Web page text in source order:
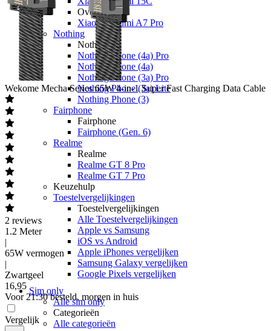
Overige
Xiaomi Redmi A7 Pro
Nothing
Nothing
Nothing Phone (4a) Pro
Nothing Phone (4a)
Nothing Phone (3a) Pro
Nothing Phone (3a) Lite
Nothing Phone (3)
Fairphone
Fairphone
Fairphone (Gen. 6)
Realme
Realme
Realme GT 8 Pro
Realme GT 7 Pro
Keuzehulp
Toestelvergelijkingen
Toestelvergelijkingen
Alle Toestelvergelijkingen
Apple vs Samsung
iOS vs Android
Apple iPhones vergelijken
Samsung Galaxy vergelijken
Google Pixels vergelijken
Sim only
Alle sim only
Categorieën
Alle categorieën
Wekome Mecha Series 65W 4-in-1 Super Fast Charging Data Cable
2 reviews
1.2 Meter
|
65W vermogen
|
Zwartgeel
16,95
Voor 21:30 besteld, morgen in huis
Vergelijk